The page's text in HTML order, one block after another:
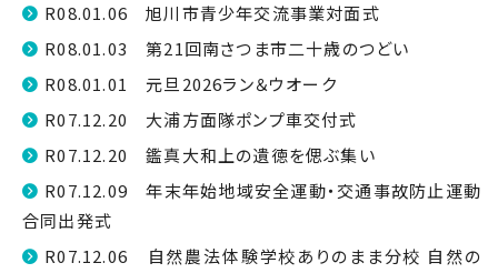
R08.01.06 旭川市青少年交流事業対面式
R08.01.03 第21回南さつま市二十歳のつどい
R08.01.01 元旦2026ラン＆ウオーク
R07.12.20 大浦方面隊ポンプ車交付式
R07.12.20 鑑真大和上の遺徳を偲ぶ集い
R07.12.09 年末年始地域安全運動・交通事故防止運動
合同出発式
R07.12.06 自然農法体験学校ありのまま分校 自然の